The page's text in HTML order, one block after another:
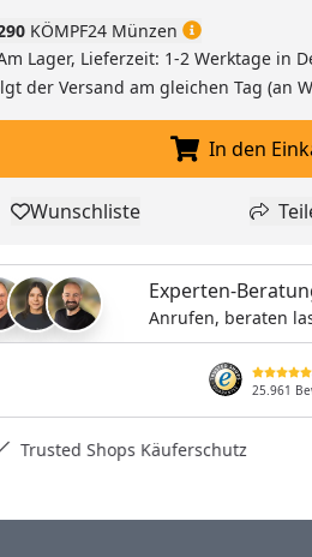
KÖMPF24 Münzen
Lager, Lieferzeit: 1-2 Werktage in
der Versand am gleichen Tag (an
In
In den
Produkt zur Wunschliste
Wunschliste
Experten-
Anrufen, beraten
25.961
Trusted Shops Käuferschutz